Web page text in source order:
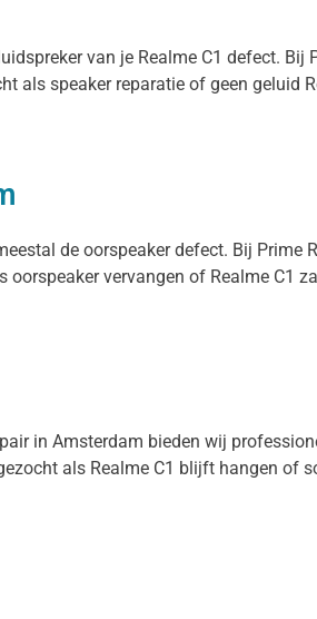
van je Realme C1 defect. Bij
als speaker reparatie of geen geluid
de oorspeaker defect. Bij Prime
vervangen of Realme C1
in Amsterdam bieden wij
als Realme C1 blijft hangen of